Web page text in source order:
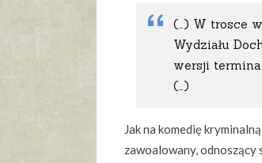
(…) W trosce
Wydziału
wersji
(…)
Jak na komedię
zawoalowany, odnoszący